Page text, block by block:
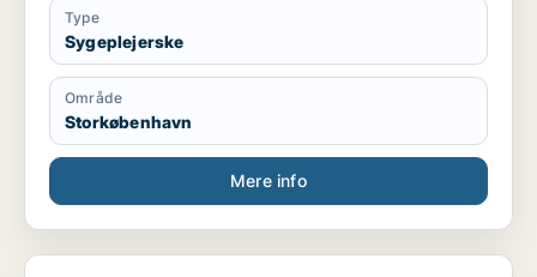
Type
Sygeplejerske
Område
Storkøbenhavn
Mere info